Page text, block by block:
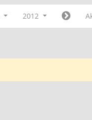
2012